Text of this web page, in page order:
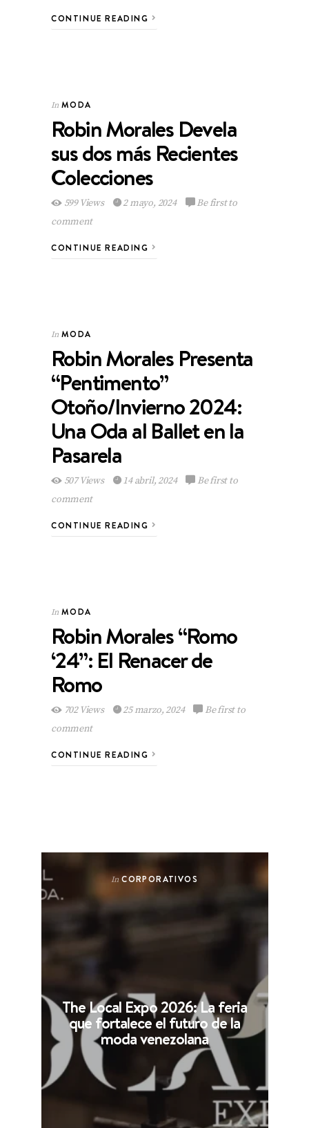
CONTINUE READING
In MODA
Robin Morales Devela
sus dos más Recientes
Colecciones
599 Views 2 mayo, 2024
Be first to
comment
CONTINUE READING
In MODA
Robin Morales Presenta
“Pentimento”
Otoño/Invierno 2024:
Una Oda al Ballet en la
Pasarela
507 Views 14 abril, 2024
Be first to
comment
CONTINUE READING
In MODA
Robin Morales “Romo
‘24”: El Renacer de
Romo
702 Views 25 marzo, 2024
Be first to
comment
CONTINUE READING
In CORPORATIVOS
The Local Expo 2026: La feria
que fortalece el futuro de la
moda venezolana